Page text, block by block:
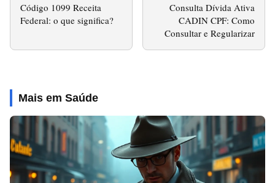
Código 1099 Receita
Federal: o que significa?
Consulta Dívida Ativa
CADIN CPF: Como
Consultar e Regularizar
Mais em Saúde